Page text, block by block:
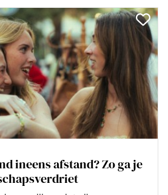
ineens afstand? Zo ga je